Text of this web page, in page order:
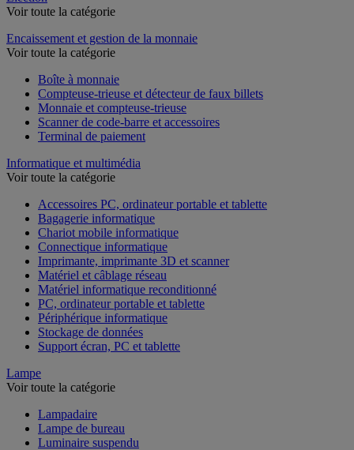
Voir toute la catégorie
Encaissement et gestion de la monnaie
Voir toute la catégorie
Boîte à monnaie
Compteuse-trieuse et détecteur de faux billets
Monnaie et compteuse-trieuse
Scanner de code-barre et accessoires
Terminal de paiement
Informatique et multimédia
Voir toute la catégorie
Accessoires PC, ordinateur portable et tablette
Bagagerie informatique
Chariot mobile informatique
Connectique informatique
Imprimante, imprimante 3D et scanner
Matériel et câblage réseau
Matériel informatique reconditionné
PC, ordinateur portable et tablette
Périphérique informatique
Stockage de données
Support écran, PC et tablette
Lampe
Voir toute la catégorie
Lampadaire
Lampe de bureau
Luminaire suspendu